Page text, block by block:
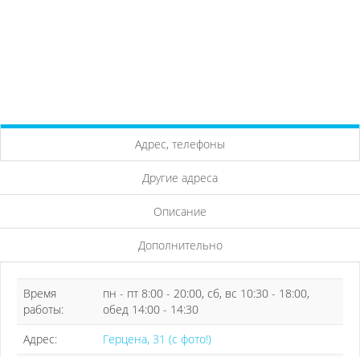
Адрес, телефоны
Другие адреса
Описание
Дополнительно
Время
работы:
пн - пт 8:00 - 20:00, сб, вс 10:30 - 18:00,
обед 14:00 - 14:30
Адрес:
Герцена, 31 (с фото!)